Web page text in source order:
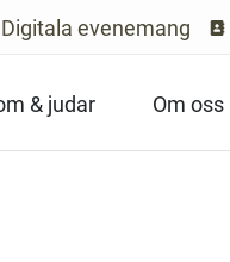
evenemang
& judar Om oss